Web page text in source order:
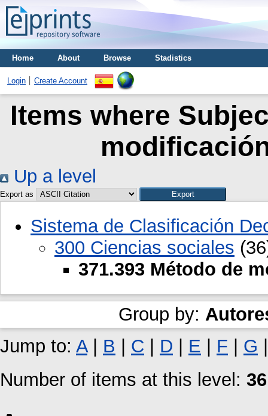
Home About Browse Stadistics
Login Create Account
Items where
Up a level
Export as
Sistema de Clasificación
300 Ciencias sociales
371.393 Método de
Group by:
Jump to: A| B | C | D | E | F | G
Number of items at this level: 36